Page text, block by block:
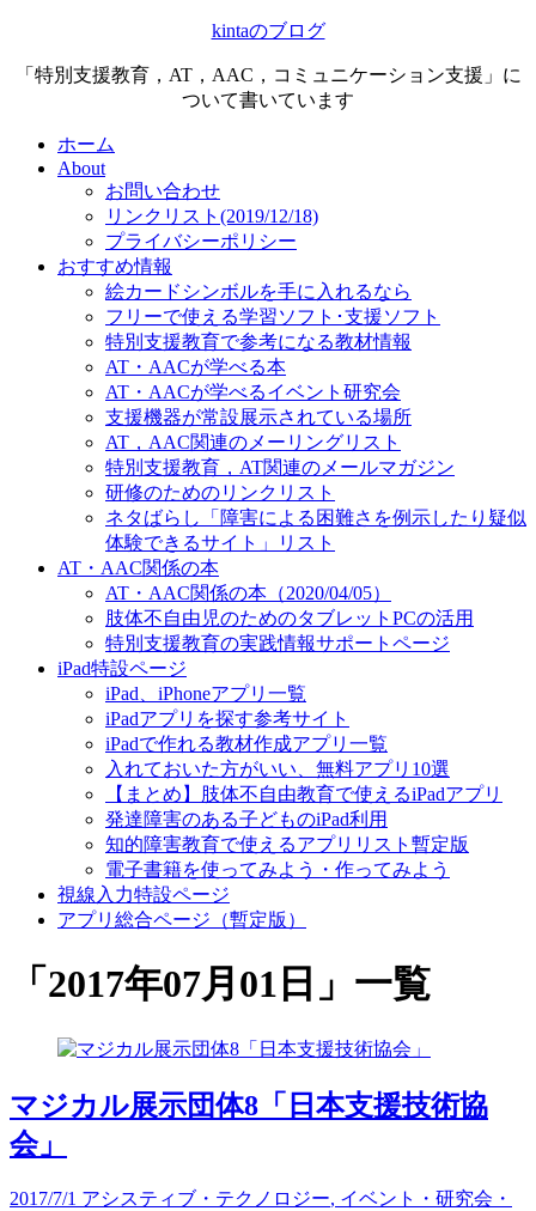
kintaのブログ
「特別支援教育，AT，AAC，コミュニケーション支援」に
ついて書いています
ホーム
About
お問い合わせ
リンクリスト(2019/12/18)
プライバシーポリシー
おすすめ情報
絵カードシンボルを手に入れるなら
フリーで使える学習ソフト･支援ソフト
特別支援教育で参考になる教材情報
AT・AACが学べる本
AT・AACが学べるイベント研究会
支援機器が常設展示されている場所
AT，AAC関連のメーリングリスト
特別支援教育，AT関連のメールマガジン
研修のためのリンクリスト
ネタばらし「障害による困難さを例示したり疑似
体験できるサイト」リスト
AT・AAC関係の本
AT・AAC関係の本（2020/04/05）
肢体不自由児のためのタブレットPCの活用
特別支援教育の実践情報サポートページ
iPad特設ページ
iPad、iPhoneアプリ一覧
iPadアプリを探す参考サイト
iPadで作れる教材作成アプリ一覧
入れておいた方がいい、無料アプリ10選
【まとめ】肢体不自由教育で使えるiPadアプリ
発達障害のある子どものiPad利用
知的障害教育で使えるアプリリスト暫定版
電子書籍を使ってみよう・作ってみよう
視線入力特設ページ
アプリ総合ページ（暫定版）
「 2017年07月01日 」 一覧
マジカル展示団体8「日本支援技術協
会」
2017/7/1 アシスティブ・テクノロジー, イベント・研究会・